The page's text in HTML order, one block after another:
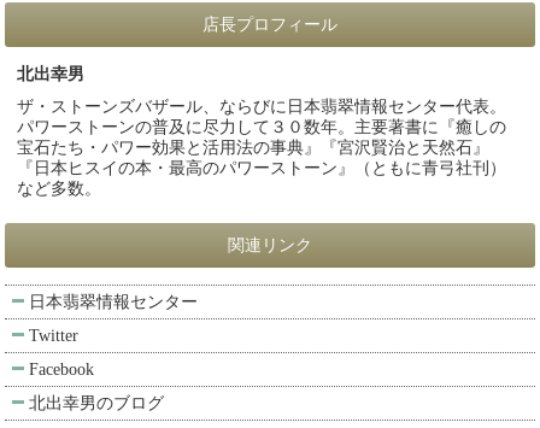
店長プロフィール
北出幸男
ザ・ストーンズバザール、ならびに日本翡翠情報センター代表。
パワーストーンの普及に尽力して３０数年。主要著書に『癒しの
宝石たち・パワー効果と活用法の事典』『宮沢賢治と天然石』
『日本ヒスイの本・最高のパワーストーン』（ともに青弓社刊）
など多数。
関連リンク
日本翡翠情報センター
Twitter
Facebook
北出幸男のブログ